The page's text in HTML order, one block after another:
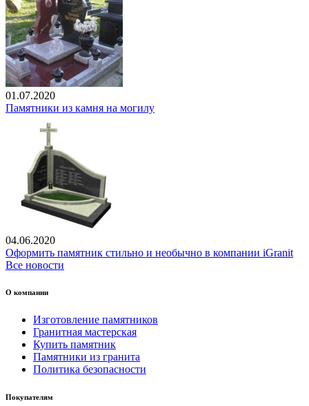
01.07.2020
Памятники из камня на могилу
04.06.2020
Оформить памятник стильно и необычно в компании iGranit
Все новости
О компании
Изготовление памятников
Гранитная мастерская
Купить памятник
Памятники из гранита
Политика безопасности
Покупателям